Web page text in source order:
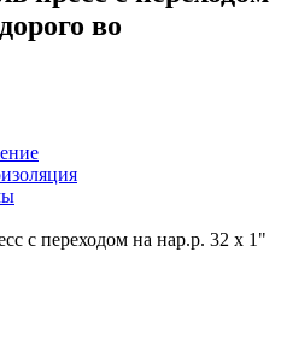
во
с переходом на нар.р. 32 х 1"